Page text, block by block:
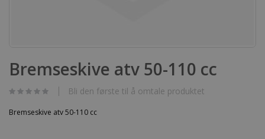
til
begynnelsen
bildegalleri
Bremseskive atv 50-110 cc
Bli den første til å omtale produktet
Bremseskive atv 50-110 cc